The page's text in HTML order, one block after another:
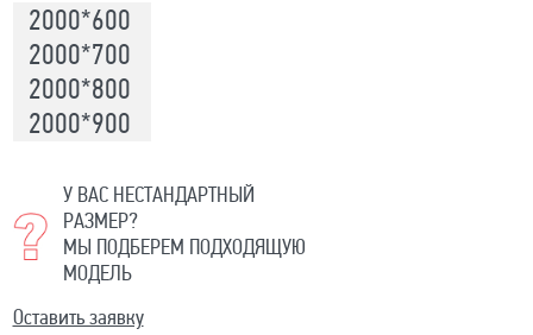
2000*600
2000*700
2000*800
2000*900
У ВАС НЕСТАНДАРТНЫЙ
РАЗМЕР?
МЫ ПОДБЕРЕМ ПОДХОДЯЩУЮ
МОДЕЛЬ
Оставить заявку